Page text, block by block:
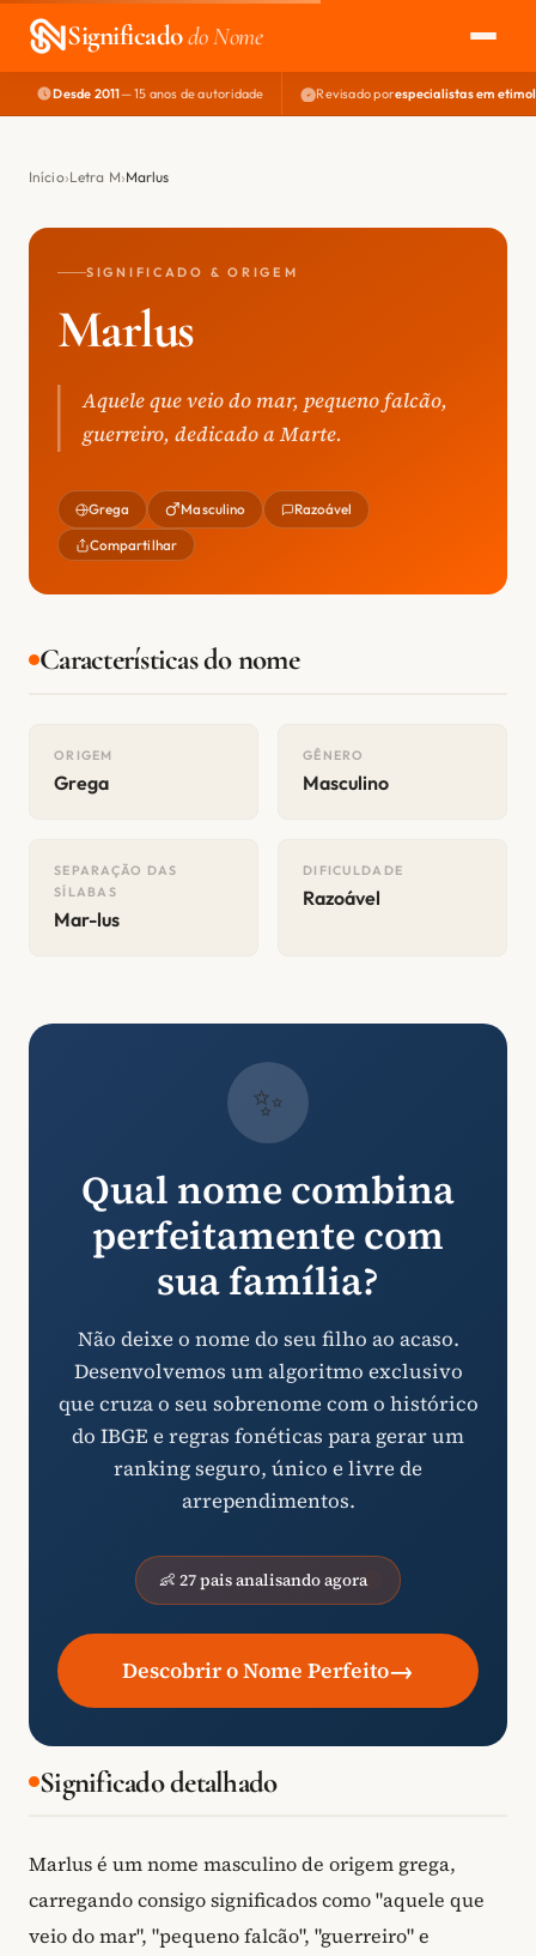
Significadodo Nome
EXPLORAR
NOME PERFEITO
Desde 2011— 15 anos de autoridade Revisado porespecialistas em
Início Letra M Marlus
SIGNIFICADO & ORIGEM
Marlus
Aquele que veio do mar, pequeno falcão,
guerreiro, dedicado a Marte.
Grega Masculino Razoável
Compartilhar
Características do nome
ORIGEM
Grega
GÊNERO
Masculino
SEPARAÇÃO DAS
SÍLABAS
Mar-lus
DIFICULDADE
Razoável
✨
Qual nome combina
perfeitamente com
sua família?
Não deixe o nome do seu filho ao acaso.
Desenvolvemos um algoritmo exclusivo
que cruza o seu sobrenome com o histórico
do IBGE e regras fonéticas para gerar um
ranking seguro, único e livre de
arrependimentos.
👶 27 pais analisando agora
Descobrir o Nome Perfeito→
Significado detalhado
Marlus é um nome masculino de origem grega,
carregando consigo significados como "aquele que
veio do mar", "pequeno falcão", "guerreiro" e